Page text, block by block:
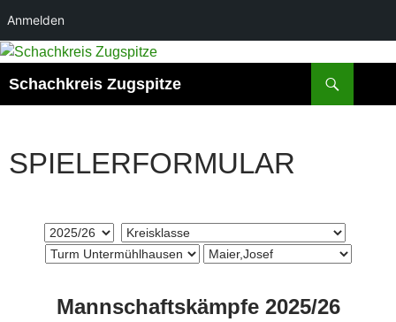
Anmelden
Schachkreis Zugspitze
SPIELERFORMULAR
Mannschaftskämpfe 2025/26